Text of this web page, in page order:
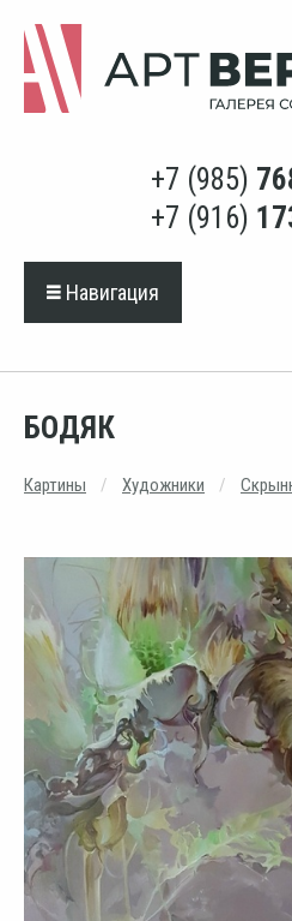
+7 (985)
+7 (916)
Навигация
БОДЯК
Картины Художники